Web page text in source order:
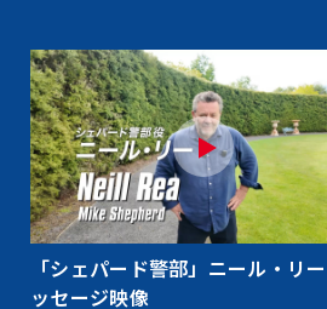
「シェパード警部」ニール・リ
ッセージ映像